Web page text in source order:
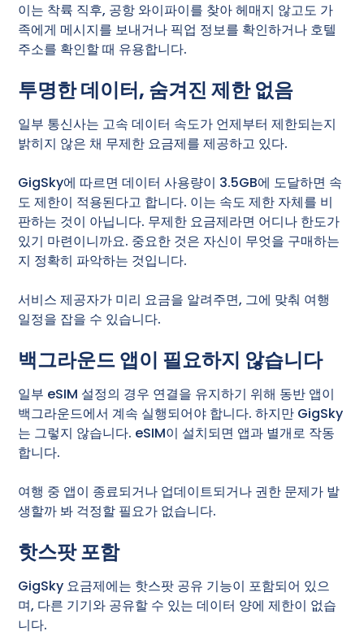
이는 착륙 직후, 공항 와이파이를 찾아 헤매지 않고도 가
족에게 메시지를 보내거나 픽업 정보를 확인하거나 호텔
주소를 확인할 때 유용합니다.
투명한 데이터, 숨겨진 제한 없음
일부 통신사는 고속 데이터 속도가 언제부터 제한되는지
밝히지 않은 채 무제한 요금제를 제공하고 있다.
GigSky에 따르면 데이터 사용량이 3.5GB에 도달하면 속
도 제한이 적용된다고 합니다. 이는 속도 제한 자체를 비
판하는 것이 아닙니다. 무제한 요금제라면 어디나 한도가
있기 마련이니까요. 중요한 것은 자신이 무엇을 구매하는
지 정확히 파악하는 것입니다.
서비스 제공자가 미리 요금을 알려주면, 그에 맞춰 여행
일정을 잡을 수 있습니다.
백그라운드 앱이 필요하지 않습니다
일부 eSIM 설정의 경우 연결을 유지하기 위해 동반 앱이
백그라운드에서 계속 실행되어야 합니다. 하지만 GigSky
는 그렇지 않습니다. eSIM이 설치되면 앱과 별개로 작동
합니다.
여행 중 앱이 종료되거나 업데이트되거나 권한 문제가 발
생할까 봐 걱정할 필요가 없습니다.
핫스팟 포함
GigSky 요금제에는 핫스팟 공유 기능이 포함되어 있으
며, 다른 기기와 공유할 수 있는 데이터 양에 제한이 없습
니다.